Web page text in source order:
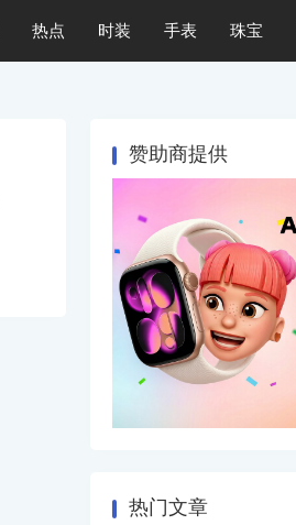
热点 时装 手表 珠宝
赞助商提供
热门文章